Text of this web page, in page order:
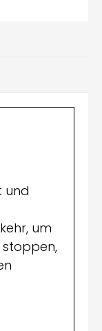
und
um
stoppen,